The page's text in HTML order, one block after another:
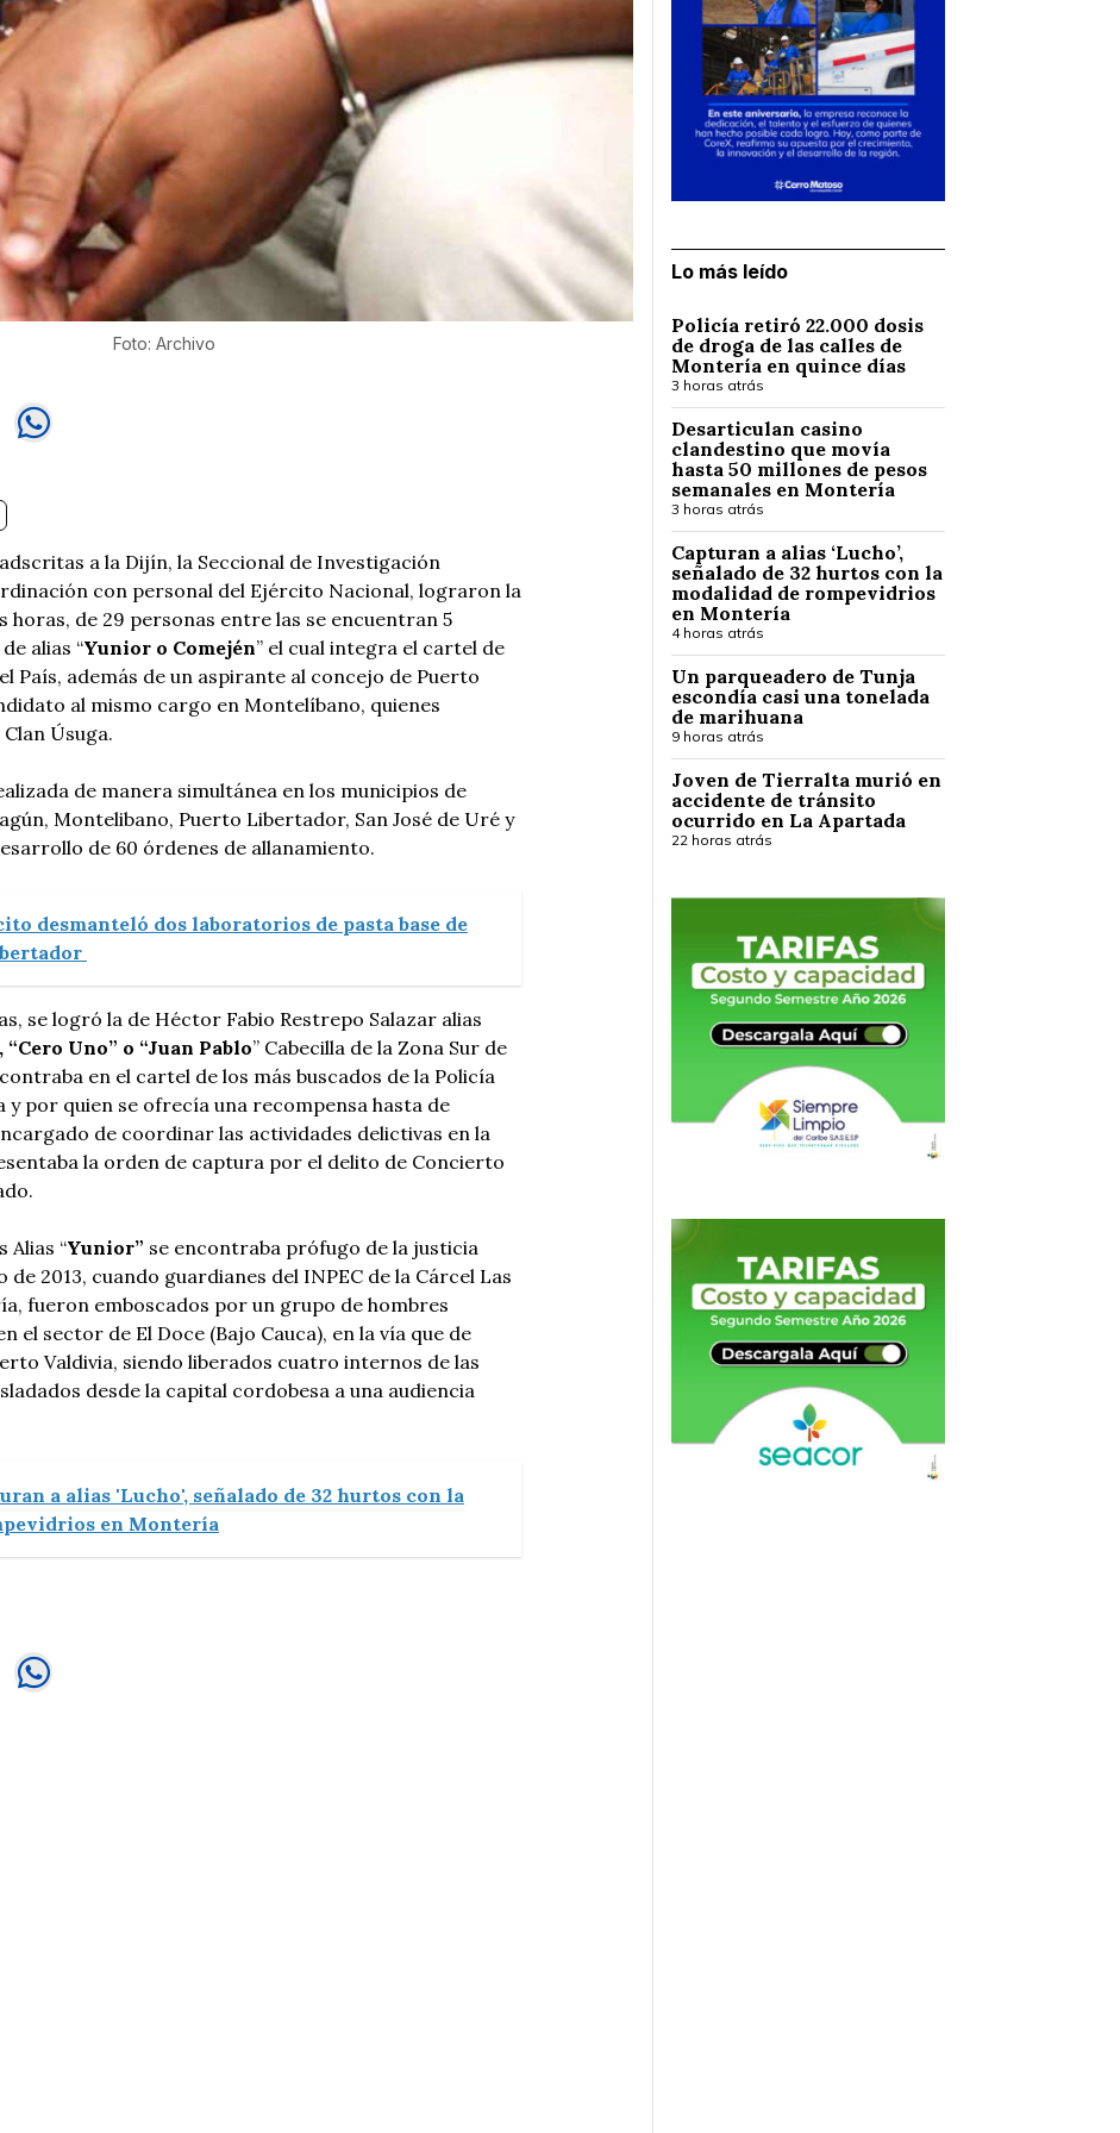
Foto: Archivo
a la Dijín, la Seccional de Investigación
con personal del Ejército Nacional, lograron la
horas, de 29 personas entre las se encuentran 5
alias “Yunior o Comején” el cual integra el cartel de
País, además de un aspirante al concejo de Puerto
al mismo cargo en Montelíbano, quienes
Úsuga.
de manera simultánea en los municipios de
Montelibano, Puerto Libertador, San José de Uré y
de 60 órdenes de allanamiento.
desmanteló dos laboratorios de pasta base de
se logró la de Héctor Fabio Restrepo Salazar alias
“Cero Uno” o “Juan Pablo” Cabecilla de la Zona Sur de
en el cartel de los más buscados de la Policía
y por quien se ofrecía una recompensa hasta de
de coordinar las actividades delictivas en la
la orden de captura por el delito de Concierto
Alias “Yunior” se encontraba prófugo de la justicia
de 2013, cuando guardianes del INPEC de la Cárcel Las
fueron emboscados por un grupo de hombres
el sector de El Doce (Bajo Cauca), en la vía que de
Valdivia, siendo liberados cuatro internos de las
desde la capital cordobesa a una audiencia
a alias 'Lucho', señalado de 32 hurtos con la
en Montería
Lo más leído
Policía retiró 22.000 dosis
de droga de las calles de
Montería en quince días
3 horas atrás
Desarticulan casino
clandestino que movía
hasta 50 millones de pesos
semanales en Montería
3 horas atrás
Capturan a alias ‘Lucho’,
señalado de 32 hurtos con la
modalidad de rompevidrios
en Montería
4 horas atrás
Un parqueadero de Tunja
escondía casi una tonelada
de marihuana
9 horas atrás
Joven de Tierralta murió en
accidente de tránsito
ocurrido en La Apartada
22 horas atrás